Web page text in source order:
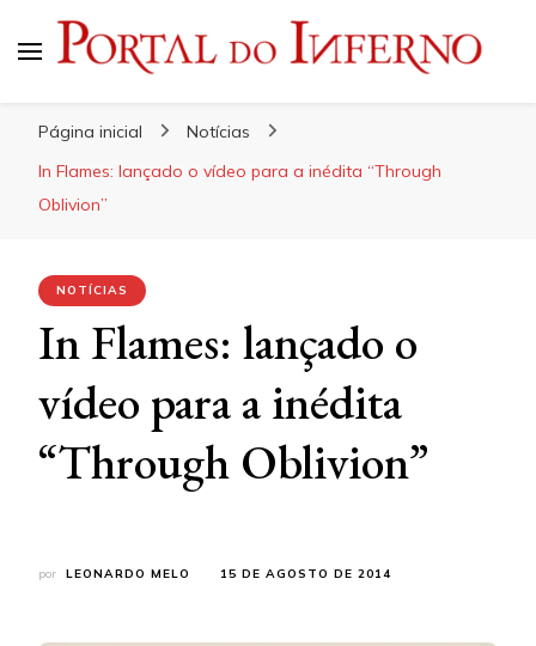
Página inicial
Notícias
In Flames: lançado o vídeo para a inédita “Through
Oblivion”
NOTÍCIAS
In Flames: lançado o
vídeo para a inédita
“Through Oblivion”
por LEONARDO MELO 15 DE AGOSTO DE 2014